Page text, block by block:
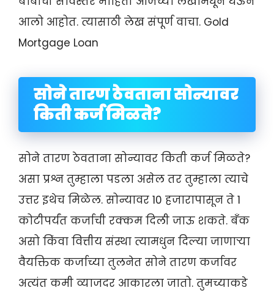
आलो आहोत. त्यासाठी लेख संपूर्ण वाचा. Gold
Mortgage Loan
सोने तारण ठेवताना सोन्यावर
किती कर्ज मिळते?
सोने तारण ठेवताना सोन्यावर किती कर्ज मिळते?
असा प्रश्न तुम्हाला पडला असेल तर तुम्हाला त्याचे
उत्तर इथेच मिळेल. सोन्यावर 10 हजारापासून ते 1
कोटीपर्यंत कर्जाची रक्कम दिली जाऊ शकते. बँक
असो किंवा वित्तीय संस्था त्यामधुन दिल्या जाणाऱ्या
वैयक्तिक कर्जाच्या तुलनेत सोने तारण कर्जावर
अत्यंत कमी व्याजदर आकारला जातो. तुमच्याकडे